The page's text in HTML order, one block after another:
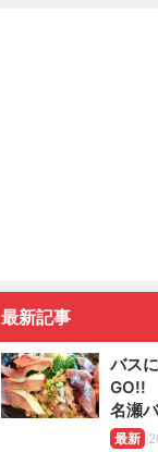
最新記事
バス
GO!!
名瀬
最新